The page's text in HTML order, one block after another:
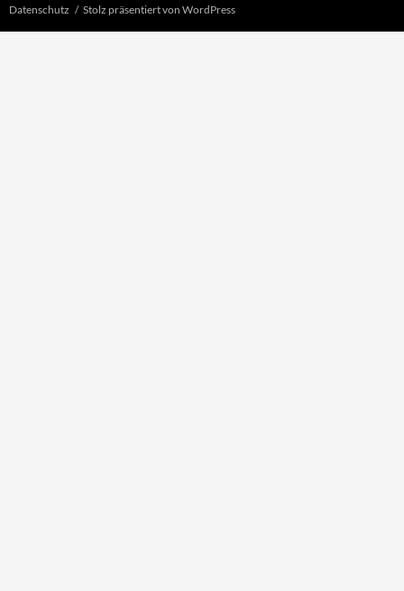
Datenschutz Stolz präsentiert von WordPress